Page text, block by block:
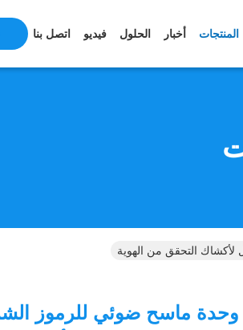
المنتجات أخبار الحلول فيديو اتصل بنا
وحدة ماسح ضوئي للرموز